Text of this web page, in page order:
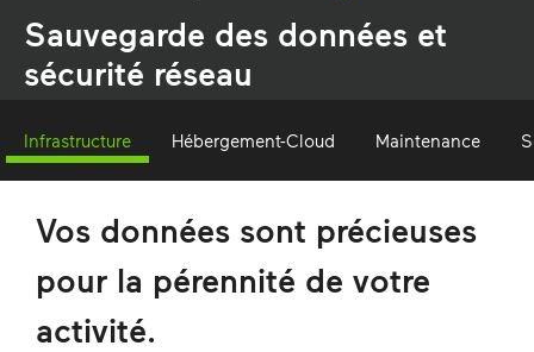
Sauvegarde des données et
sécurité réseau
Infrastructure Hébergement-Cloud Maintenance
Vos données sont précieuses
pour la pérennité de votre
activité.